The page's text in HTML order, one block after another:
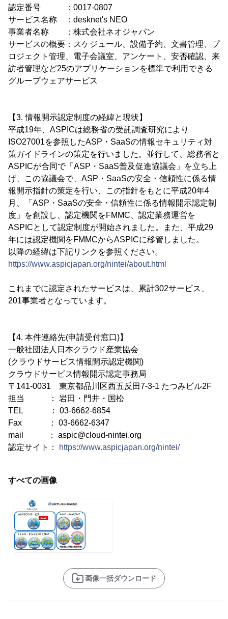
認定番号 ：0017-0807
サービス名称 ：desknet's NEO
事業者名称 ：株式会社ネオジャパン
サービスの概要：スケジュール、設備予約、文書管理、プ
ロジェクト管理、電子会議室、アンケート、安否確認、来
訪者管理など25のアプリケーションを標準で利用できる
グループウェアサービス
【3. 情報開示認定制度の経緯と現状】
平成19年、ASPICは総務省の受託調査研究により
ISO27001を参照したASP・SaaSの情報セキュリティ対
策ガイドラインの策定を行いました。並行して、総務省と
ASPICが合同で「ASP・SaaS普及促進協議会」を立ち上
げ、この協議会で、ASP・SaaSの安全・信頼性に係る情
報開示指針の策定を行い、この指針をもとに平成20年4
月、「ASP・SaaSの安全・信頼性に係る情報開示認定制
度」を創設し、認定機関をFMMC、認定業務運営を
ASPICとして認定制度が開始されました。また、平成29
年には認定機関をFMMCからASPICに移管しました。
以降の経緯は下記リンクを参照ください。
https://www.aspicjapan.org/nintei/about.html
これまでに認定されたサービスは、累計302サービス、
201事業者となっています。
【4. 本件連絡先(申請受付窓口)】
一般社団法人日本クラウド産業協会
(クラウドサービス情報開示認定機関)
クラウドサービス情報開示認定事務局
〒141-0031 東京都品川区西五反田7-3-1 たつみビル2F
担当 ： 岩田・門井・国松
TEL ： 03-6662-6854
Fax ： 03-6662-6347
mail ： aspic@cloud-nintei.org
認定サイト：
https://www.aspicjapan.org/nintei/
すべての画像
画像一括ダウンロード